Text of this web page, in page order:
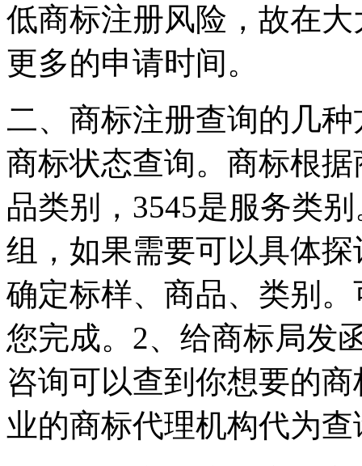
低商标注册风险，故在
更多的申请时间。
二、商标注册查询的几
商标状态查询。商标根
品类别，3545是服务类
组，如果需要可以具体
确定标样、商品、类别
您完成。2、给商标局发
咨询可以查到你想要的
业的商标代理机构代为查